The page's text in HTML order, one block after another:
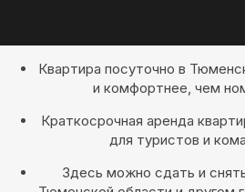
Квартира посуточно в
и комфортнее, чем
Краткосрочная аренда
для туристов и
Здесь можно сдать и